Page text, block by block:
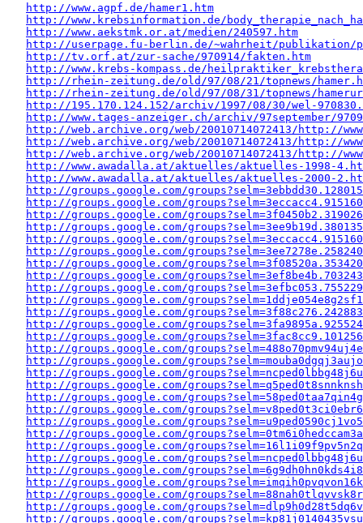
http://www.agpf.de/hamer1.htm
http://www.krebsinformation.de/
http://www.aekstmk.or.at/medien/240597.htm
http://userpage.fu-berlin.de/~wahrheit/publikation/
http://tv.orf.at/zur-sache/970914/fakten.htm
http://www.krebs-kompass.de/
http://rhein-zeitung.de/old/97/08/21/topnews/
http://rhein-zeitung.de/old/97/08/31/topnews/
http://195.170.124.152/archiv/1997/08/30/wel-
http://www.tages-anzeiger.ch/archiv/97september/
http://web.archive.org/web/20010714072413/http://
http://web.archive.org/web/20010714072413/http://
http://web.archive.org/web/20010714072413/http://
http://www.awadalla.at/aktuelles/aktuelles-1998-
http://www.awadalla.at/aktuelles/aktuelles-2000-
http://groups.google.com/
http://groups.google.com/
http://groups.google.com/
http://groups.google.com/
http://groups.google.com/
http://groups.google.com/
http://groups.google.com/
http://groups.google.com/
http://groups.google.com/
http://groups.google.com/
http://groups.google.com/
http://groups.google.com/
http://groups.google.com/
http://groups.google.com/
http://groups.google.com/
http://groups.google.com/
http://groups.google.com/
http://groups.google.com/
http://groups.google.com/
http://groups.google.com/
http://groups.google.com/
http://groups.google.com/
http://groups.google.com/
http://groups.google.com/
http://groups.google.com/
http://groups.google.com/
http://groups.google.com/
http://groups.google.com/